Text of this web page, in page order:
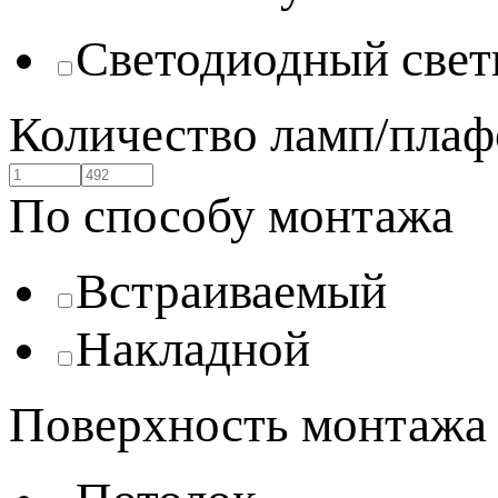
Светодиодный
Количество ламп/
По способу монтажа
Встраиваемый
Накладной
Поверхность монтажа